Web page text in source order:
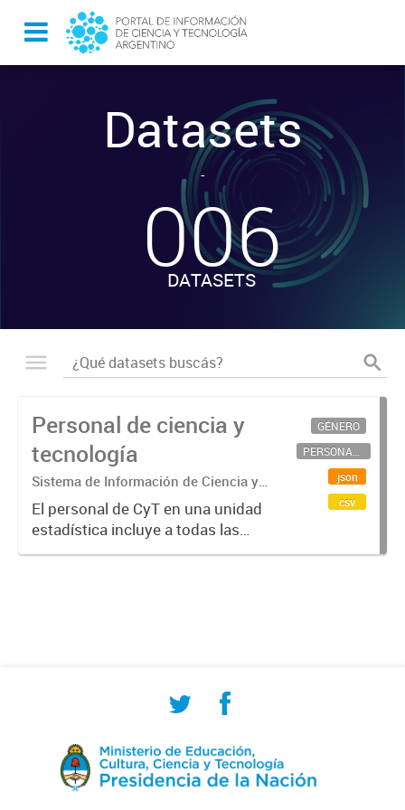
Datasets
-
006
DATASETS
Personal de ciencia y
tecnología
Sistema de Información de Ciencia y
Tecnología Argentino (SICYTAR)
El personal de CyT en una unidad
estadística incluye a todas las
personas involucradas
GÉNERO
PERSONAL CIENTÍFICO-TECNOLÓGICO
json
csv